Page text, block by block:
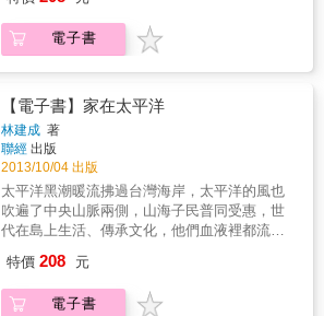
的生命之水……＊ 本書版稅捐贈馬偕台東分院
籌募後山醫療圓夢工程基金
電子書
【電子書】家在太平洋
林建成 著
聯經 出版
2013/10/04 出版
太平洋黑潮暖流拂過台灣海岸，太平洋的風也
吹遍了中央山脈兩側，山海子民普同受惠，世
代在島上生活、傳承文化，他們血液裡都流動
的生命之水……＊ 本書版稅捐贈馬偕台東分院
籌募後山醫療圓夢工程基金
特價 208 元
電子書